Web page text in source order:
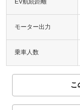
モーター出力
乗車人数
こ